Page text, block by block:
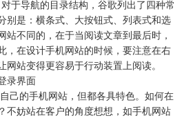
对于导航的目录结构，谷歌列出了四种常
别是：横条式、大按钮式、列表式和选
站不同的，在于当阅读文章到最后时，
，在设计手机网站的时候，要注意在右
站变得更容易于行动装置上阅读。
录界面
的手机网站，但都各具特色。如何在
不妨站在客户的角度想想，如手机网站